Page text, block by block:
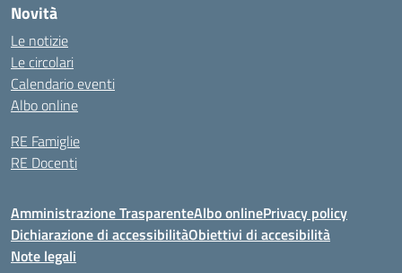
Novità
Le notizie
Le circolari
Calendario eventi
Albo online
RE Famiglie
RE Docenti
Amministrazione TrasparenteAlbo onlinePrivacy policy
Dichiarazione di accessibilitàObiettivi di accesibilità
Note legali